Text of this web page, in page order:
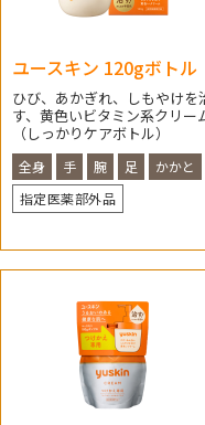
ユースキン 120gボトル
ひび、あかぎれ、しもやけを
す、黄色いビタミン系クリー
（しっかりケアボトル）
全身 手 腕 足
かかと
指定医薬部外品